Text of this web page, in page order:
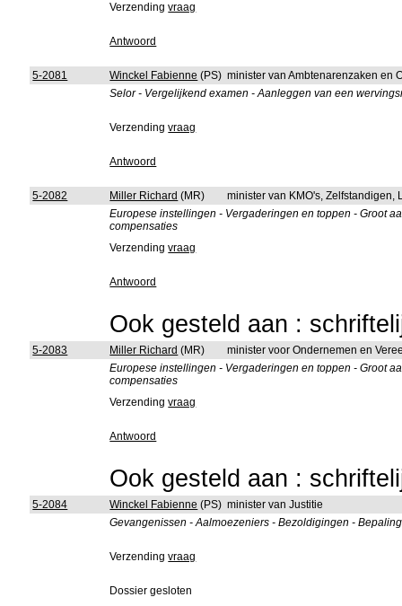
Verzendingvraag
Antwoord
5-2081 Winckel Fabienne (PS) minister van Ambtenarenzaken en
Selor - Vergelijkend examen - Aanleggen van een
Verzendingvraag
Antwoord
5-2082 Miller Richard (MR)
minister van KMO's,
Europese instellingen - Vergaderingen en toppen - Groot
compensaties
Verzendingvraag
Antwoord
Ook gesteld aan :
5-2083 Miller Richard (MR)
minister voor Ondernemen en
Europese instellingen - Vergaderingen en toppen - Groot
compensaties
Verzendingvraag
Antwoord
Ook gesteld aan :
5-2084 Winckel Fabienne (PS) minister van Justitie
Gevangenissen - Aalmoezeniers - Bezoldigingen -
Verzendingvraag
Dossier gesloten